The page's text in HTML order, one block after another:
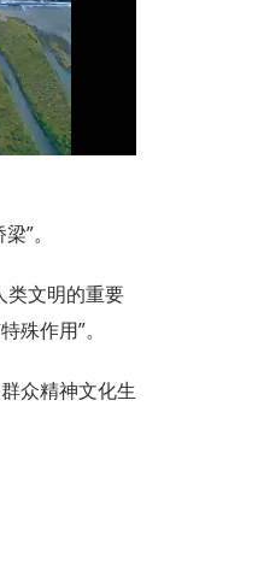
”。
类文明的重要
作用”。
众精神文化生